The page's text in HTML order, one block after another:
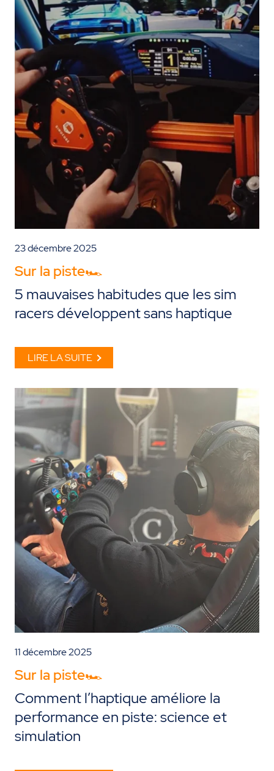
23 décembre 2025
Sur la piste🏎️
5 mauvaises habitudes que les sim
racers développent sans haptique
LIRE LA SUITE
11 décembre 2025
Sur la piste🏎️
Comment l’haptique améliore la
performance en piste: science et
simulation